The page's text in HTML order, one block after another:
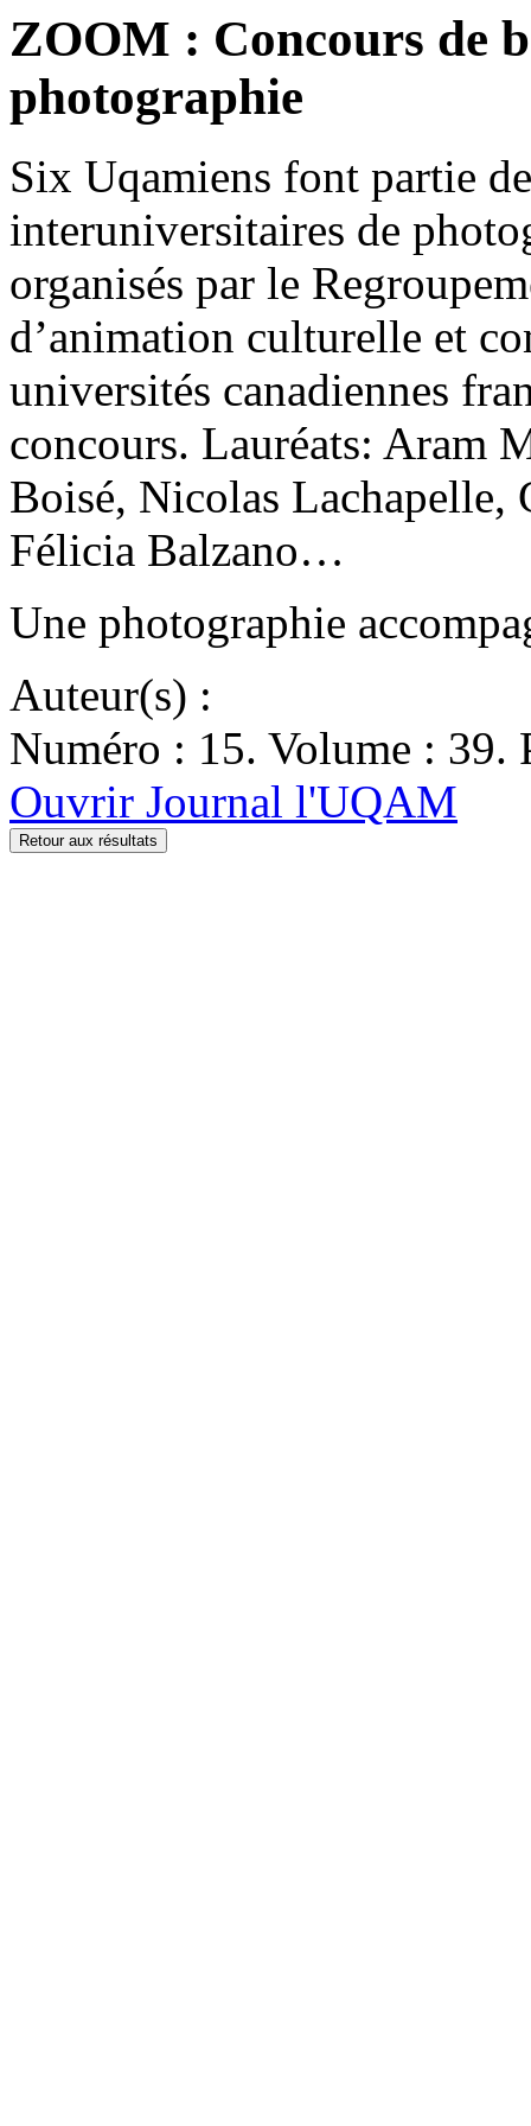
ZOOM : Concours de
photographie
Six Uqamiens font partie
interuniversitaires de
organisés par le
d’animation culturelle et
universités canadiennes
concours. Lauréats: Aram
Boisé, Nicolas Lachapelle,
Félicia Balzano…
Une photographie
Auteur(s) :
Numéro : 15. Volume : 39.
Ouvrir Journal l'UQAM
Retour aux résultats